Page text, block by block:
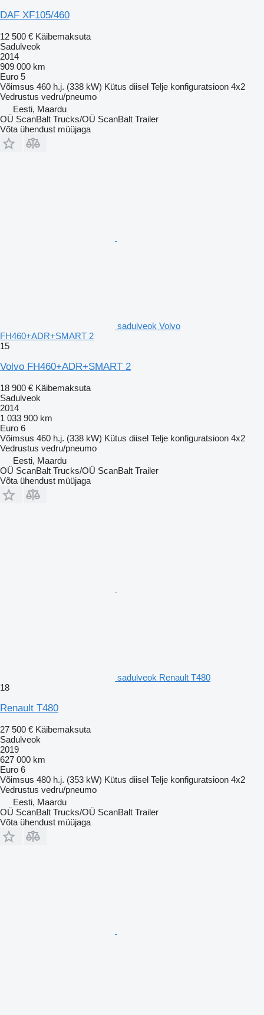
DAF XF105/460
12 500 € Käibemaksuta
Sadulveok
2014
909 000 km
Euro 5
Võimsus 460 h.j. (338 kW) Kütus diisel Telje konfiguratsioon 4x2
Vedrustus vedru/pneumo
Eesti, Maardu
OÜ ScanBalt Trucks/OÜ ScanBalt Trailer
Võta ühendust müüjaga
sadulveok Volvo
FH460+ADR+SMART 2
15
Volvo FH460+ADR+SMART 2
18 900 € Käibemaksuta
Sadulveok
2014
1 033 900 km
Euro 6
Võimsus 460 h.j. (338 kW) Kütus diisel Telje konfiguratsioon 4x2
Vedrustus vedru/pneumo
Eesti, Maardu
OÜ ScanBalt Trucks/OÜ ScanBalt Trailer
Võta ühendust müüjaga
sadulveok Renault T480
18
Renault T480
27 500 € Käibemaksuta
Sadulveok
2019
627 000 km
Euro 6
Võimsus 480 h.j. (353 kW) Kütus diisel Telje konfiguratsioon 4x2
Vedrustus vedru/pneumo
Eesti, Maardu
OÜ ScanBalt Trucks/OÜ ScanBalt Trailer
Võta ühendust müüjaga